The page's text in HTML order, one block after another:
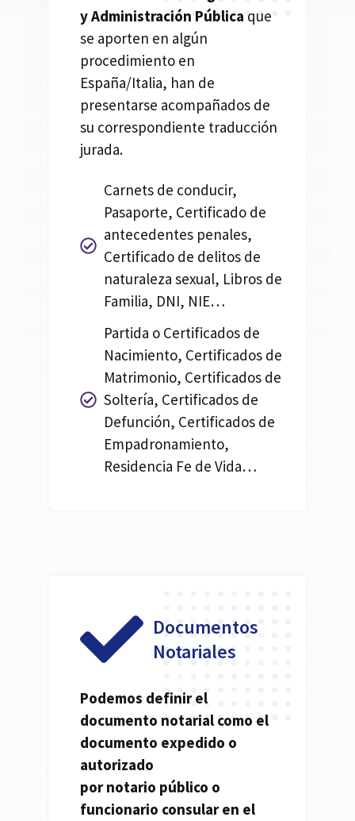
y Administración Pública que
se aporten en algún
procedimiento en
España/Italia, han de
presentarse acompañados de
su correspondiente traducción
jurada.
Carnets de conducir,
Pasaporte, Certificado de
antecedentes penales,
Certificado de delitos de
naturaleza sexual, Libros de
Familia, DNI, NIE…
Partida o Certificados de
Nacimiento, Certificados de
Matrimonio, Certificados de
Soltería, Certificados de
Defunción, Certificados de
Empadronamiento,
Residencia Fe de Vida…
Documentos
Notariales
Podemos definir el
documento notarial como el
documento expedido o
autorizado
pornotario público o
funcionario consular en el